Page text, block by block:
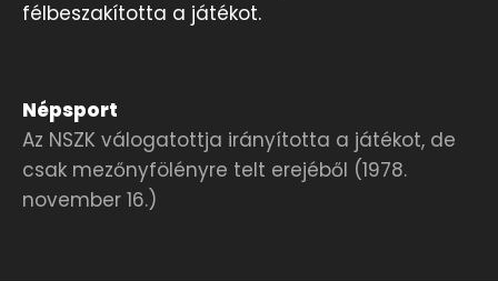
félbeszakította a játékot.
Népsport
Az NSZK válogatottja irányította a játékot, de
csak mezőnyfölényre telt erejéből (1978.
november 16.)